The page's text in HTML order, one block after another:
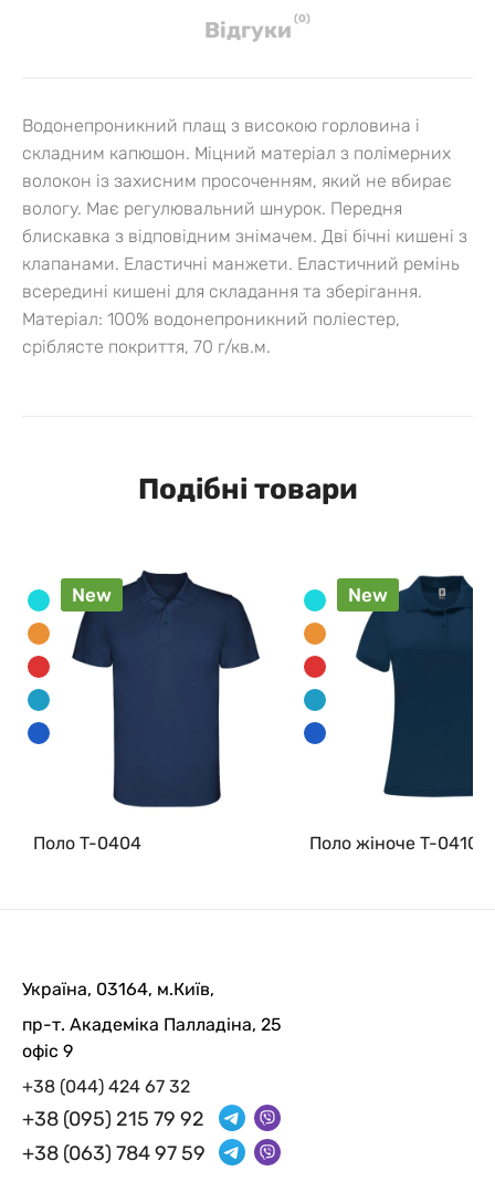
Вiдгуки (0)
Водонепроникний плащ з високою горловина і
складним капюшон. Міцний матеріал з полімерних
волокон із захисним просоченням, який не вбирає
вологу. Має регулювальний шнурок. Передня
блискавка з відповідним знімачем. Дві бічні кишені з
клапанами. Еластичні манжети. Еластичний ремінь
всередині кишені для складання та зберігання.
Матеріал: 100% водонепроникний поліестер,
сріблясте покриття, 70 г/кв.м.
Подібні товари
New
Поло T-0404
New
Поло жіноче T-0410
Україна, 03164, м.Київ,
пр-т. Академіка Палладіна, 25
офіс 9
+38 (044) 424 67 32
+38 (095) 215 79 92
+38 (063) 784 97 59